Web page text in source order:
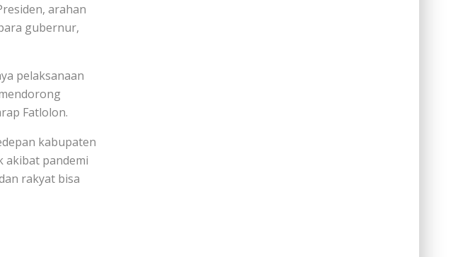
arahan
gubernur,
pelaksanaan
Fatlolon.
kabupaten
akibat pandemi
rakyat bisa